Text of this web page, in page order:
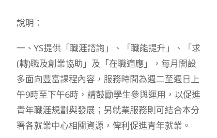
說明：
一、YS提供「職涯諮詢」、「職能提升」、「求
(轉)職及創業協助」及「在職適應」，每月開設
多面向豐富課程內容，服務時間為週二至週日上
午9時至下午6時，請鼓勵學生參與運用，以促進
青年職涯規劃與發展；另就業服務則可結合本分
署各就業中心相關資源，俾利促進青年就業。